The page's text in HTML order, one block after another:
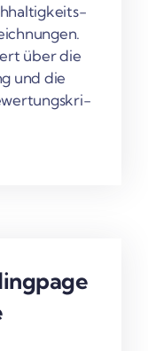
über die
und die